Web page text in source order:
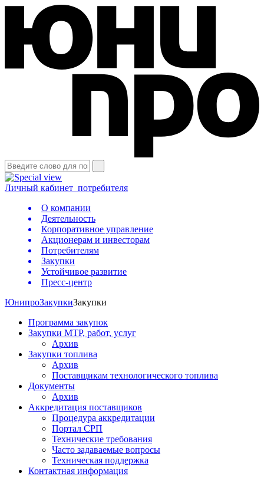
Личный кабинет потребителя
О компании
Деятельность
Корпоративное управление
Акционерам и инвесторам
Потребителям
Закупки
Устойчивое развитие
Пресс-центр
ЮнипроЗакупкиЗакупки
Программа закупок
Закупки МТР, работ, услуг
Архив
Закупки топлива
Архив
Поставщикам технологического топлива
Документы
Архив
Аккредитация поставщиков
Процедура аккредитации
Портал СРП
Технические требования
Часто задаваемые вопросы
Техническая поддержка
Контактная информация